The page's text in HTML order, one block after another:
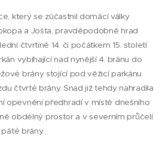
který se zúčastnil domácí války
a Jošta, pravděpodobně hrad
čtvrtině 14. či počátkem 15. století
vybíhající nad nynější 4. bránu do
brány stojící pod věžicí parkánu
čtvrté brány. Snad již tehdy nahradila
opevnění předhradí v místě dnešního
obdélný prostor a v severním průčelí
brány.